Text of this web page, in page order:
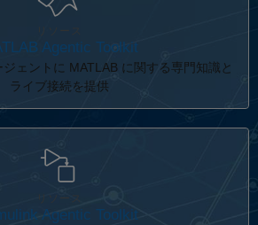
Agentic Toolkit
ェントに MATLAB に関する専門知識と
ライブ接続を提供
Agentic Toolkit